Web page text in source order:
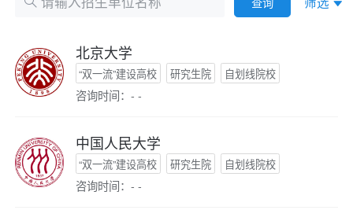
北京大学
“双一流”建设高校 研究生院 自划线院校
咨询时间：- -
中国人民大学
“双一流”建设高校 研究生院 自划线院校
咨询时间：- -